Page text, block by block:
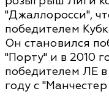
"Джаллоросси",
победителем
Он становился
"Порту" и в 2010
победителем ЛЕ в
году с